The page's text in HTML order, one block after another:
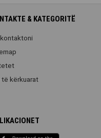
& KATEGORITË
të kërkuarat